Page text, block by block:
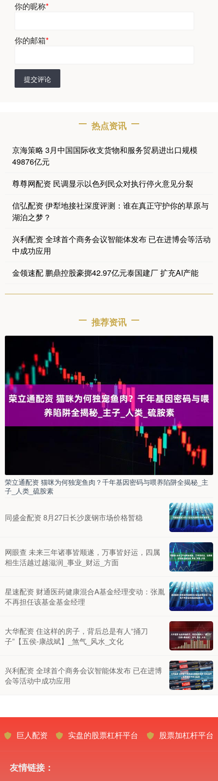
你的昵称*
你的邮箱*
提交评论
热点资讯
京海策略 3月中国国际收支货物和服务贸易进出口规模
49876亿元
尊尊网配资 民调显示以色列民众对执行停火意见分裂
信弘配资 伊犁地接社深度评测：谁在真正守护你的草原与
湖泊之梦？
兴利配资 全球首个商务会议智能体发布 已在进博会等活动
中成功应用
金领速配 鹏鼎控股豪掷42.97亿元泰国建厂 扩充AI产能
推荐资讯
荣立通配资 猫咪为何独宠鱼肉？千年基因密码与喂养陷阱全揭秘_主
子_人类_硫胺素
同盛金配资 8月27日长沙废钢市场价格暂稳
网眼查 未来三年诸事皆顺遂，万事皆好运，四属
相生活越过越滋润_事业_财运_方面
星速配资 财通医药健康混合A基金经理变动：张胤
不再担任该基金基金经理
大华配资 住这样的房子，背后总是有人“捅刀
子”【五侯-康战斌】_煞气_风水_文化
兴利配资 全球首个商务会议智能体发布 已在进博
会等活动中成功应用
巨人配资 实盘的股票杠杆平台 股票加杠杆平台
友情链接：